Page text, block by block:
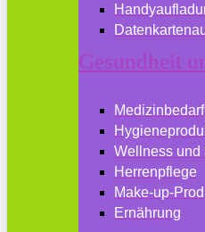
Gesundheit
Medizinbedarf
Wellness und
Herrenpflege
Make-up-
Ernährung